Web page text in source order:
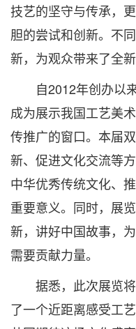
技艺的坚守与传承，
胆的尝试和创新。不
新，为观众带来了全
自2012年创办以来
成为展示我国工艺美
传推广的窗口。本届
新、促进文化交流等
中华优秀传统文化、
重要意义。同时，展
新，讲好中国故事，
需要贡献力量。
据悉，此次展览将
了一个近距离感受工